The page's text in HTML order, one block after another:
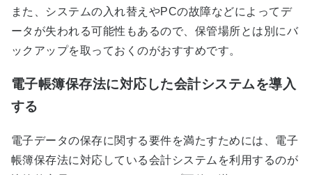
また、システムの入れ替えやPCの故障などによってデ
ータが失われる可能性もあるので、保管場所とは別にバ
ックアップを取っておくのがおすすめです。
電子帳簿保存法に対応した会計システムを導入
する
電子データの保存に関する要件を満たすためには、電子
帳簿保存法に対応している会計システムを利用するのが